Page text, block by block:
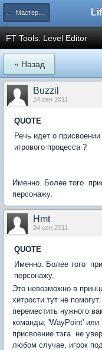
← Мастерские Братства
FT Tools. Level Editor
« Назад
Buzzil
24 сен 2011
QUOTE
Речь идет о
игрового процесса ?
Именно. Более того 
персонажу.
Hmt
24 сен 2011
QUOTE
Именно. Более того 
персонажу.
Это невозможно в
хитрости тут не
переместить нужного
команды, 'WayPoint' или
присвоение тэга  не
любом случае, игрок